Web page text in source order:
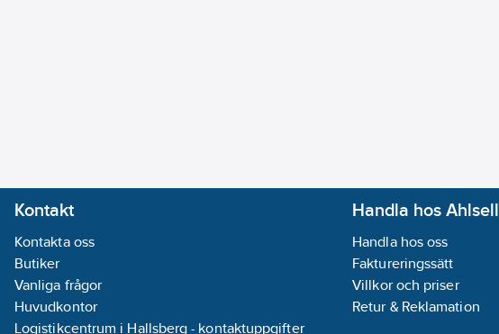
Kontakt
Kontakta oss
Butiker
Vanliga frågor
Huvudkontor
Logistikcentrum i Hallsberg - kontaktuppgifter
Handla hos Ahlsell
Handla hos oss
Faktureringssätt
Villkor och priser
Retur & Reklamation